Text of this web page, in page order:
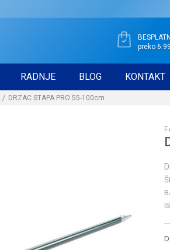
preko
RADNJE BLOG KONTAKT
DRZAC STAPA PRO 55-100cm